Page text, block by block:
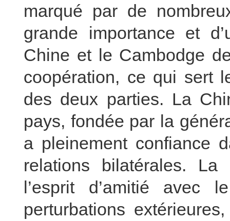
marqué par de
grande importance et
Chine et le Cambodge
coopération, ce qui sert
des deux parties. La
pays, fondée par la
a pleinement confiance
relations bilatérales.
l’esprit d’amitié avec
perturbations